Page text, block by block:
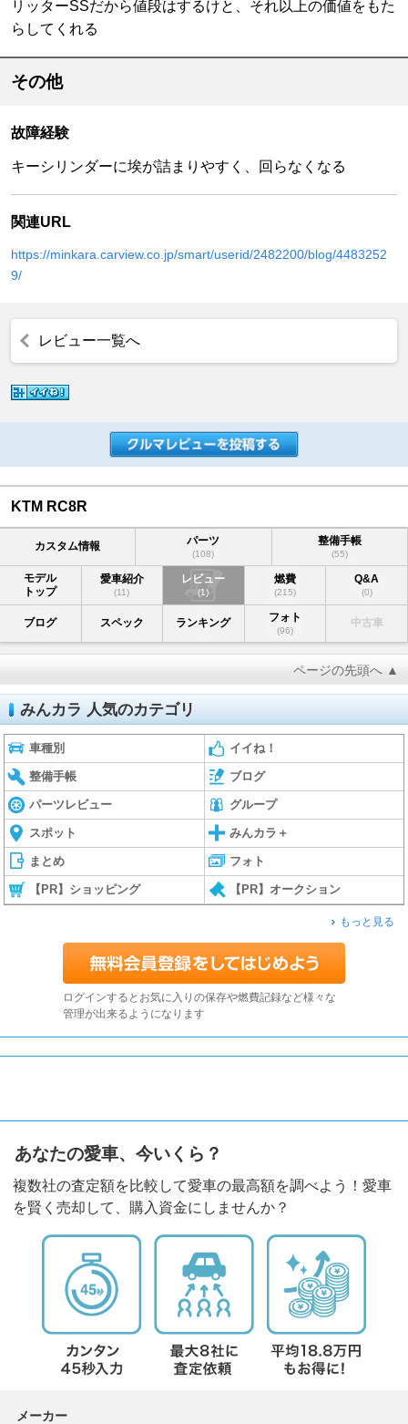
リッターSSだから値段はするけと、それ以上の価値をもた
らしてくれる
その他
故障経験
キーシリンダーに埃が詰まりやすく、回らなくなる
関連URL
https://minkara.carview.co.jp/smart/userid/2482200/blog/4483252
9/
レビュー一覧へ
KTM RC8R
カスタム情報 パーツ
(108)
整備手帳
(55)
モデル
トップ
愛車紹介
(11)
レビュー
(1)
燃費
(215)
Q&A
(0)
ブログ スペック ランキング フォト
(96)
中古車
ページの先頭へ ▲
みんカラ 人気のカテゴリ
車種別 イイね！
整備手帳 ブログ
パーツレビュー グループ
スポット みんカラ＋
まとめ フォト
【PR】ショッピング 【PR】オークション
もっと見る
ログインするとお気に入りの保存や燃費記録など様々な
管理が出来るようになります
あなたの愛車、今いくら？
複数社の査定額を比較して愛車の最高額を調べよう！愛車
を賢く売却して、購入資金にしませんか？
メーカー